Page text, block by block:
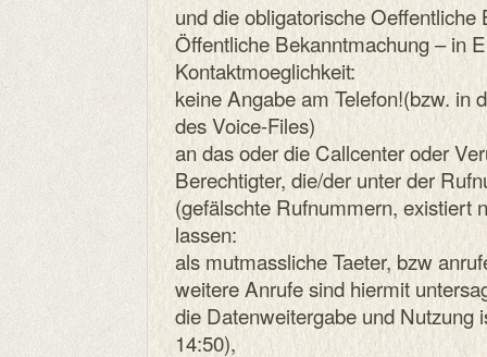
und die obligatorische Oeffentliche
Öffentliche Bekanntmachung – in
Kontaktmoeglichkeit:
keine Angabe am Telefon!(bzw. in
des Voice-Files)
an das oder die Callcenter oder
Berechtigter, die/der unter der
(gefälschte Rufnummern, existiert
lassen:
als mutmassliche Taeter, bzw
weitere Anrufe sind hiermit
die Datenweitergabe und Nutzung
14:50),